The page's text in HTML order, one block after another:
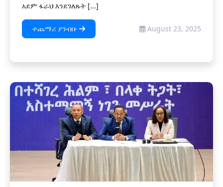
አደም ፋራህ እንደገለጹት [...]
ተጨማሪ ያንብቡ August 23, 2025